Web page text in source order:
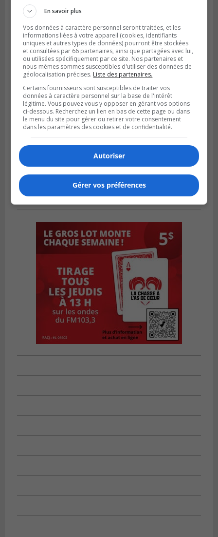
Publié le 6 août 2026 à 05h39
La grenade du camping du lac Cristal était
inoffensive
En savoir plus
Vos données à caractère personnel seront traitées, et les
informations liées à votre appareil (cookies, identifiants
uniques et autres types de données) pourront être stockées
et consultées par 66 partenaires, ainsi que partagées avec lui,
ou utilisées spécifiquement par ce site. Nos partenaires et
nous-mêmes sommes susceptibles d'utiliser des données de
géolocalisation précises. Liste des partenaires.
Certains fournisseurs sont susceptibles de traiter vos
données à caractère personnel sur la base de l'intérêt
légitime. Vous pouvez vous y opposer en gérant vos options
ci-dessous. Recherchez un lien en bas de cette page ou dans
le menu du site pour gérer ou retirer votre consentement
dans les paramètres des cookies et de confidentialité.
Autoriser
Gérer vos préférences